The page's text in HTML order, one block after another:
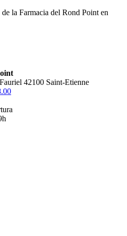
la Farmacia del Rond Point en
42100 Saint-Etienne